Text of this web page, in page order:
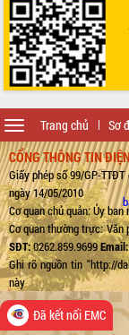
Trang chủ Sơ
Toggle
navigation
CỔNG THÔNG TIN
Giấy phép số 99/GP-
ngày 14/05/2010
Cơ quan chủ quản: Ủy
Cơ quan thường trực: Văn
SĐT:0262.859.9699Email:
Ghi rõ nguồn tin "http://
này
Đã kết nối EMC